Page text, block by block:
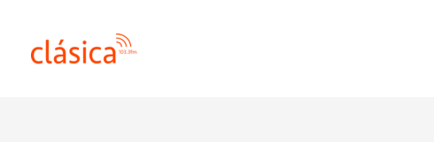
contenido